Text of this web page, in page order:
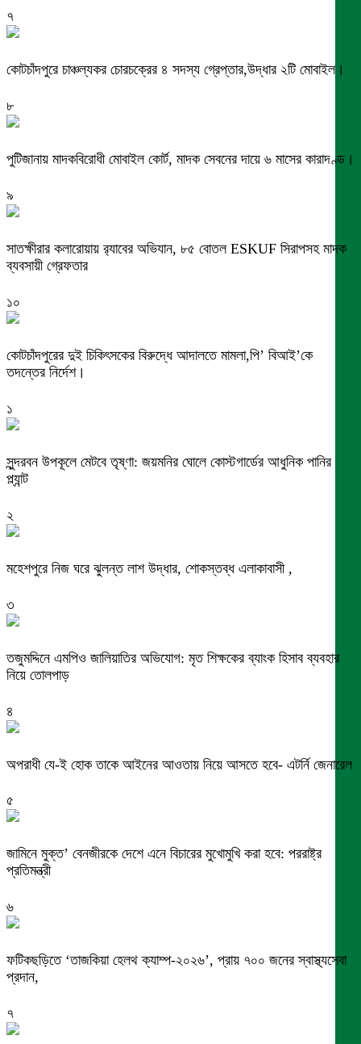
৭
কোটচাঁদপুরে চাঞ্চল্যকর চোরচক্রের ৪ সদস্য গ্রেপ্তার,উদ্ধার ২টি মোবাইল।
৮
পুটিজানায় মাদকবিরোধী মোবাইল কোর্ট, মাদক সেবনের দায়ে ৬ মাসের কারাদণ্ড।
৯
সাতক্ষীরার কলারোয়ায় র‍্যাবের অভিযান, ৮৫ বোতল ESKUF সিরাপসহ মাদক
ব্যবসায়ী গ্রেফতার
১০
কোটচাঁদপুরের দুই চিকিৎসকের বিরুদ্ধে আদালতে মামলা,পি’ বিআই’কে
তদন্তের নির্দেশ।
১
সুন্দরবন উপকূলে মেটবে তৃষ্ণা: জয়মনির ঘোলে কোস্টগার্ডের আধুনিক পানির
প্ল্যান্ট
২
মহেশপুরে নিজ ঘরে ঝুলন্ত লাশ উদ্ধার, শোকস্তব্ধ এলাকাবাসী ,
৩
তজুমদ্দিনে এমপিও জালিয়াতির অভিযোগ: মৃত শিক্ষকের ব্যাংক হিসাব ব্যবহার
নিয়ে তোলপাড়
৪
অপরাধী যে-ই হোক তাকে আইনের আওতায় নিয়ে আসতে হবে- এটর্নি জেনারেল
৫
জামিনে মুক্ত’ বেনজীরকে দেশে এনে বিচারের মুখোমুখি করা হবে: পররাষ্ট্র
প্রতিমন্ত্রী
৬
ফটিকছড়িতে ‘তাজকিয়া হেলথ ক্যাম্প-২০২৬’, প্রায় ৭০০ জনের স্বাস্থ্যসেবা
প্রদান,
৭